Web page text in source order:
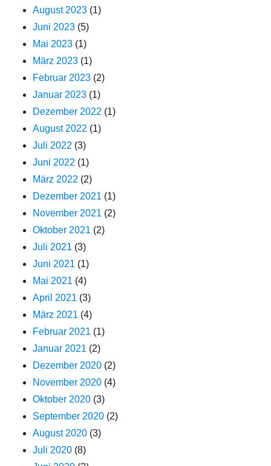
August 2023 (1)
Juni 2023 (5)
Mai 2023 (1)
März 2023 (1)
Februar 2023 (2)
Januar 2023 (1)
Dezember 2022 (1)
August 2022 (1)
Juli 2022 (3)
Juni 2022 (1)
März 2022 (2)
Dezember 2021 (1)
November 2021 (2)
Oktober 2021 (2)
Juli 2021 (3)
Juni 2021 (1)
Mai 2021 (4)
April 2021 (3)
März 2021 (4)
Februar 2021 (1)
Januar 2021 (2)
Dezember 2020 (2)
November 2020 (4)
Oktober 2020 (3)
September 2020 (2)
August 2020 (3)
Juli 2020 (8)